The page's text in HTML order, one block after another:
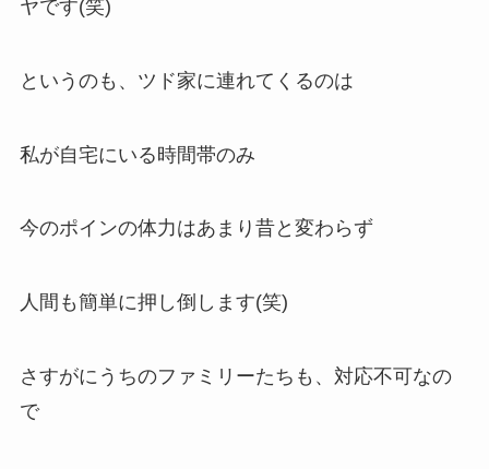
ヤです(笑)
というのも、ツド家に連れてくるのは
私が自宅にいる時間帯のみ
今のポインの体力はあまり昔と変わらず
人間も簡単に押し倒します(笑)
さすがにうちのファミリーたちも、対応不可なの
で